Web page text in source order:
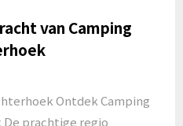
van Camping
Ontdek Camping
De prachtige regio